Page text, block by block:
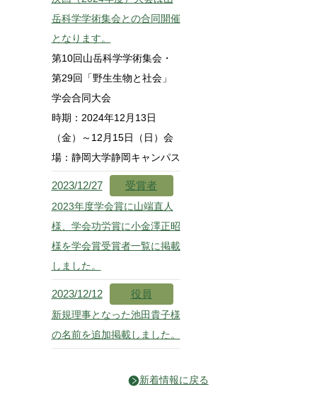
岳科学学術集会との合同開催
となります。
第10回山岳科学学術集会・
第29回「野生生物と社会」
学会合同大会
時期：2024年12月13日
（金）～12月15日（日）会
場：静岡大学静岡キャンパス
2023/12/27 受賞者
2023年度学会賞に山端直人
様、学会功労賞に小金澤正昭
様を学会賞受賞者一覧に掲載
しました。
2023/12/12 役員
新規理事となった池田貴子様
の名前を追加掲載しました。
新着情報に戻る